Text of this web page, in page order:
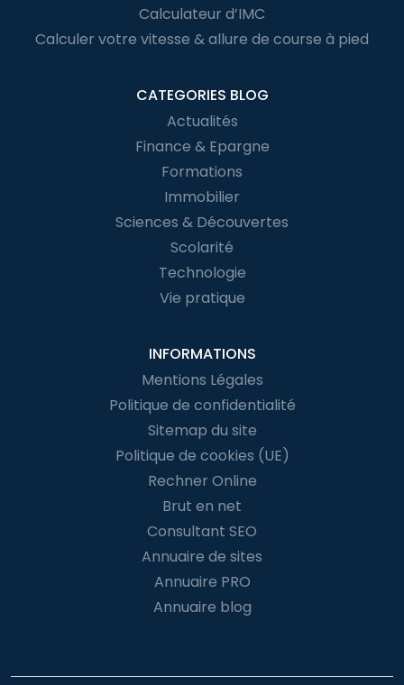
Calculateur d’IMC
Calculer votre vitesse & allure de course à pied
CATEGORIES BLOG
Actualités
Finance & Epargne
Formations
Immobilier
Sciences & Découvertes
Scolarité
Technologie
Vie pratique
INFORMATIONS
Mentions Légales
Politique de confidentialité
Sitemap du site
Politique de cookies (UE)
Rechner Online
Brut en net
Consultant SEO
Annuaire de sites
Annuaire PRO
Annuaire blog